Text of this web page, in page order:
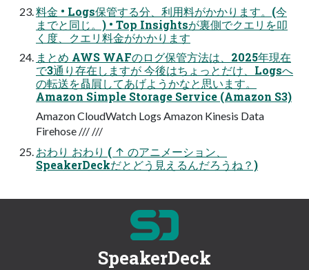
料⾦ • Logs保管する分、利⽤料がかかります。(今
までと同じ。) • Top Insightsが裏側でクエリを叩
く度、クエリ料⾦がかかります
まとめ AWS WAFのログ保管⽅法は、2025年現在
で3通り存在しますが 今後はちょっとだけ、Logsへ
の転送を贔屓してあげようかなと思います。
Amazon Simple Storage Service (Amazon S3)
Amazon CloudWatch Logs Amazon Kinesis Data
Firehose /// ///
おわり おわり ( ↑ のアニメーション、
SpeakerDeckだとどう⾒えるんだろうね？)
SpeakerDeck